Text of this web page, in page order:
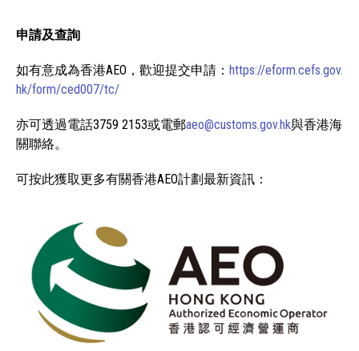
申請及查詢
如有意成為香港AEO，歡迎提交申請： https://eform.cefs.gov.
hk/form/ced007/tc/
亦可透過電話3759 2153或電郵aeo@customs.gov.hk與香港海
關聯絡。
可按此獲取更多有關香港AEO計劃最新資訊：